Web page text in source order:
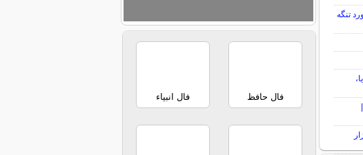
تنگه
1405 مزایا،
صعودی شد | دلار 2 هزار
فال حافظ فال انبیاء